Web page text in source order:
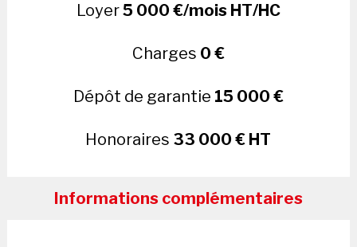
Loyer5 000 €/mois HT/HC
Charges 0 €
Dépôt de garantie 15 000 €
Honoraires 33 000 € HT
Informations complémentaires